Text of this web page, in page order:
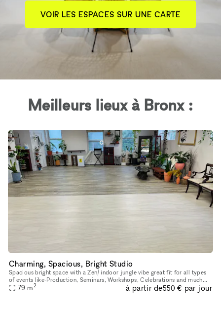
VOIR LES ESPACES SUR UNE CARTE
Meilleurs lieux à Bronx :
Charming, Spacious, Bright Studio
Spacious bright space with a Zen/ indoor jungle vibe great fit for all types
of events like-Production, Seminars, Workshops, Celebrations and much
more! The space can accommodate up to 30 guest. Furn
79 m2 à partir de550 € par jour